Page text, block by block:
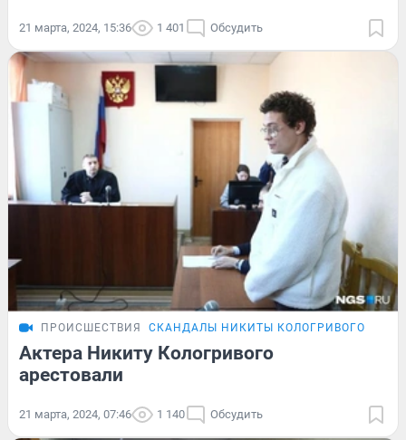
21 марта, 2024, 15:36 1 401 Обсудить
ПРОИСШЕСТВИЯ СКАНДАЛЫ НИКИТЫ КОЛОГРИВОГО
Актера Никиту Кологривого
арестовали
21 марта, 2024, 07:46 1 140 Обсудить